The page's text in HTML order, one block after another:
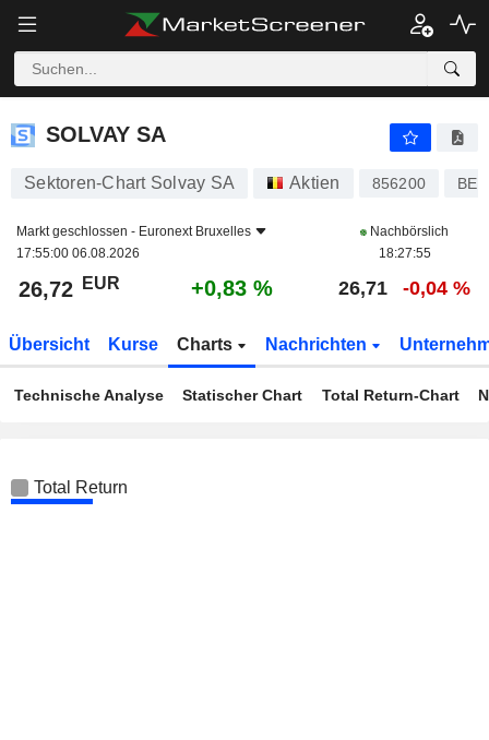
SOLVAY SA
SOLVAY SA
Sektoren-Chart Solvay SA Aktien 856200
Markt geschlossen - Euronext Bruxelles
17:55:00 06.08.2026
Nachbörslich
18:27:55
26,72 EUR +0,83 % 26,71 -0,04 %
Übersicht Kurse Charts Nachrichten
Technische Analyse Statischer Chart Total Return-Chart
Total Return